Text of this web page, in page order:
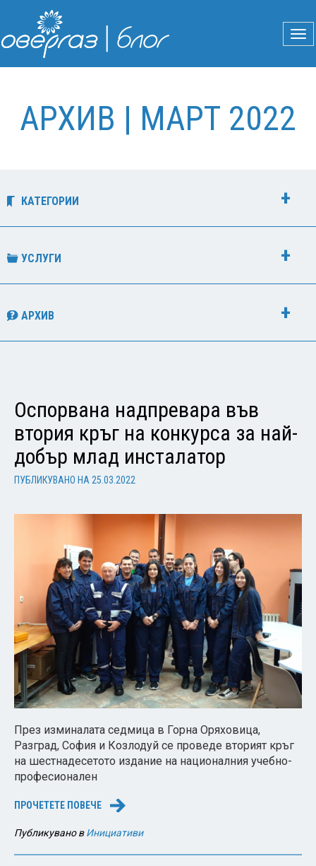
АРХИВ | МАРТ 2022
КАТЕГОРИИ
УСЛУГИ
АРХИВ
Оспорвана надпревара във
втория кръг на конкурса за най-
добър млад инсталатор
ПУБЛИКУВАНО НА 25.03.2022
През изминалата седмица в Горна Оряховица,
Разград, София и Козлодуй се проведе вторият кръг
на шестнадесетото издание на националния учебно-
професионален
ПРОЧЕТЕТЕ ПОВЕЧЕ →
Публикувано вИнициативи